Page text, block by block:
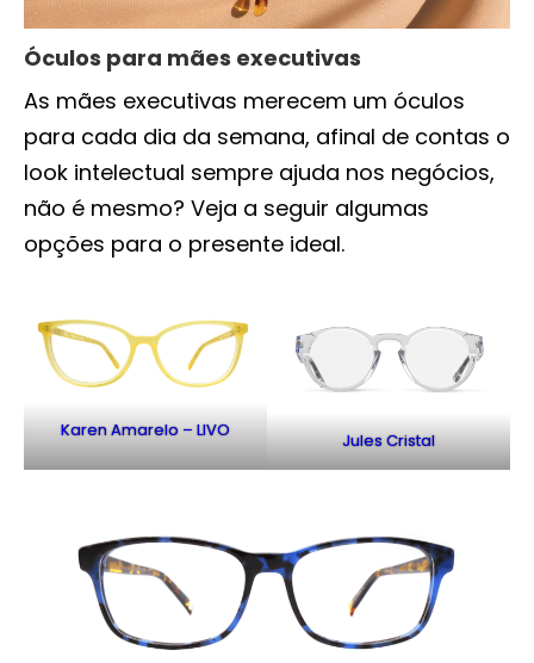
Óculos para mães executivas
As mães executivas merecem um óculos
para cada dia da semana, afinal de contas o
look intelectual sempre ajuda nos negócios,
não é mesmo? Veja a seguir algumas
opções para o presente ideal.
Karen Amarelo – LIVO Jules Cristal